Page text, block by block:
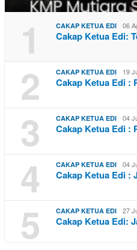
1 CAKAP KETUA EDI 06
Cakap Ketua Edi:
2 CAKAP KETUA EDI 19
Cakap Ketua Edi
3 CAKAP KETUA EDI 04
Cakap Ketua Edi
4 CAKAP KETUA EDI 04
Cakap Ketua Edi :
5 CAKAP KETUA EDI 27
Cakap Ketua Edi: